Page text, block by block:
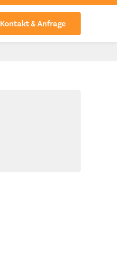
Kontakt & Anfrage